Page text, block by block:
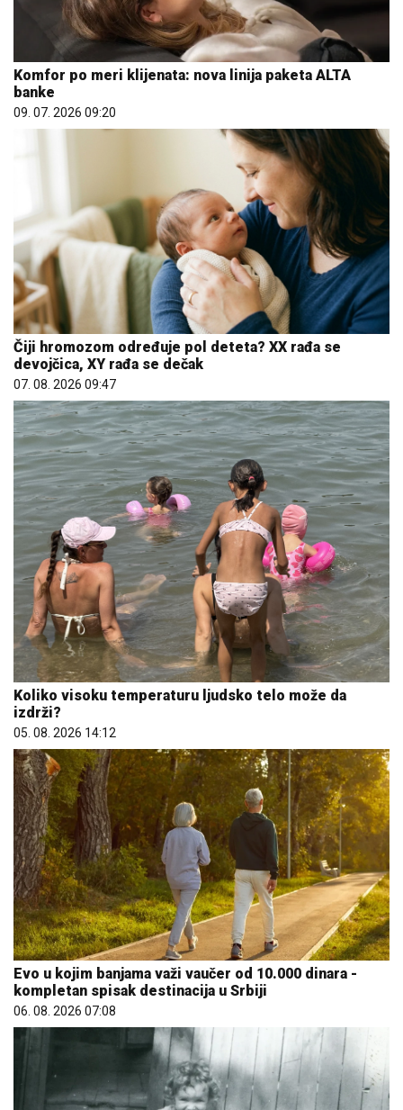
Komfor po meri klijenata: nova linija paketa ALTA
banke
09. 07. 2026 09:20
Čiji hromozom određuje pol deteta? XX rađa se
devojčica, XY rađa se dečak
07. 08. 2026 09:47
Koliko visoku temperaturu ljudsko telo može da
izdrži?
05. 08. 2026 14:12
Evo u kojim banjama važi vaučer od 10.000 dinara -
kompletan spisak destinacija u Srbiji
06. 08. 2026 07:08